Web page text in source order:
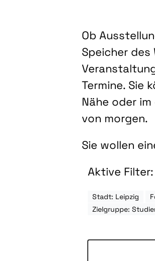
Ob
Speicher
Termine. Sie
Nähe oder
von morgen.
Sie wollen
Aktive Filter:
Stadt: Leipzig
Zielgruppe: